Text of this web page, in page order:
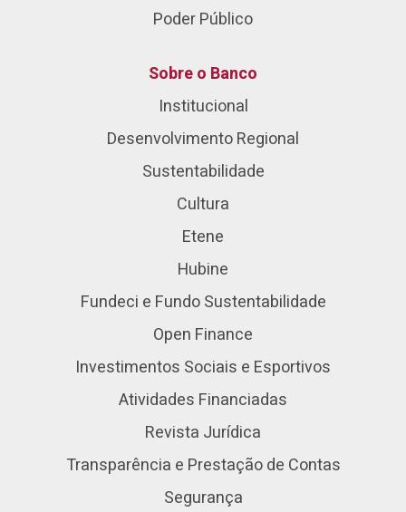
Poder Público
Sobre o Banco
Institucional
Desenvolvimento Regional
Sustentabilidade
Cultura
Etene
Hubine
Fundeci e Fundo Sustentabilidade
Open Finance
Investimentos Sociais e Esportivos
Atividades Financiadas
Revista Jurídica
Transparência e Prestação de Contas
Segurança